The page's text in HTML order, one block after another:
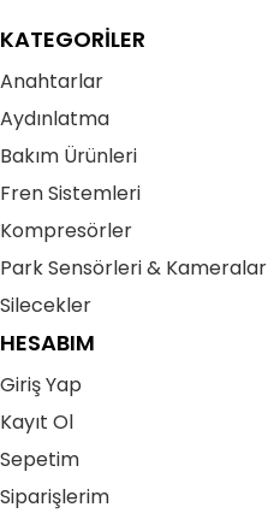
KATEGORİLER
Anahtarlar
Aydınlatma
Bakım Ürünleri
Fren Sistemleri
Kompresörler
Park Sensörleri & Kameralar
Silecekler
HESABIM
Giriş Yap
Kayıt Ol
Sepetim
Siparişlerim